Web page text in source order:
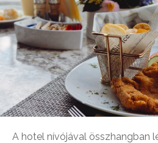
A hotel nívójával összhangban